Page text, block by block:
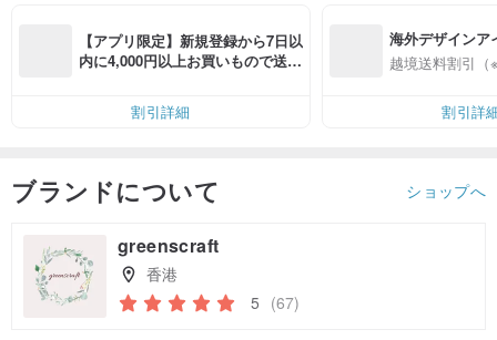
【アプリ限定】新規登録から7日以
内に4,000円以上お買いもので送料
割引詳細
海外デザインア
入
越境送料割引（
割引詳
ブランドについて ショップへ
greenscraft
香港
5 (67)